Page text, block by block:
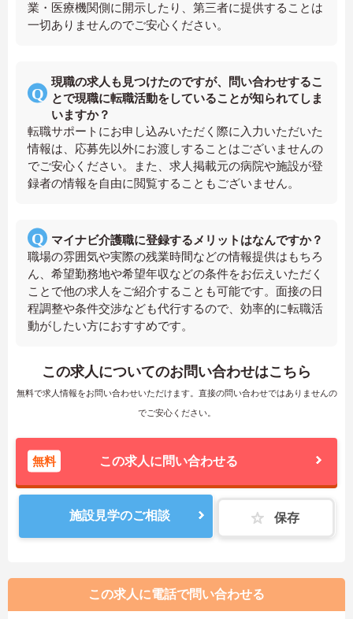
業・医療機関側に開示したり、第三者に提供することは
一切ありませんのでご安心ください。
現職の求人も見つけたのですが、問い合わせするこ
とで現職に転職活動をしていることが知られてしま
いますか？
転職サポートにお申し込みいただく際に入力いただいた
情報は、応募先以外にお渡しすることはございませんの
でご安心ください。また、求人掲載元の病院や施設が登
録者の情報を自由に閲覧することもございません。
マイナビ介護職に登録するメリットはなんですか？
職場の雰囲気や実際の残業時間などの情報提供はもちろ
ん、希望勤務地や希望年収などの条件をお伝えいただく
ことで他の求人をご紹介することも可能です。面接の日
程調整や条件交渉なども代行するので、効率的に転職活
動がしたい方におすすめです。
この求人についてのお問い合わせはこちら
無料で求人情報をお問い合わせいただけます。直接の問い合わせではありませんの
でご安心ください。
無料 この求人に問い合わせる
施設見学のご相談 保存
この求人に電話で問い合わせる